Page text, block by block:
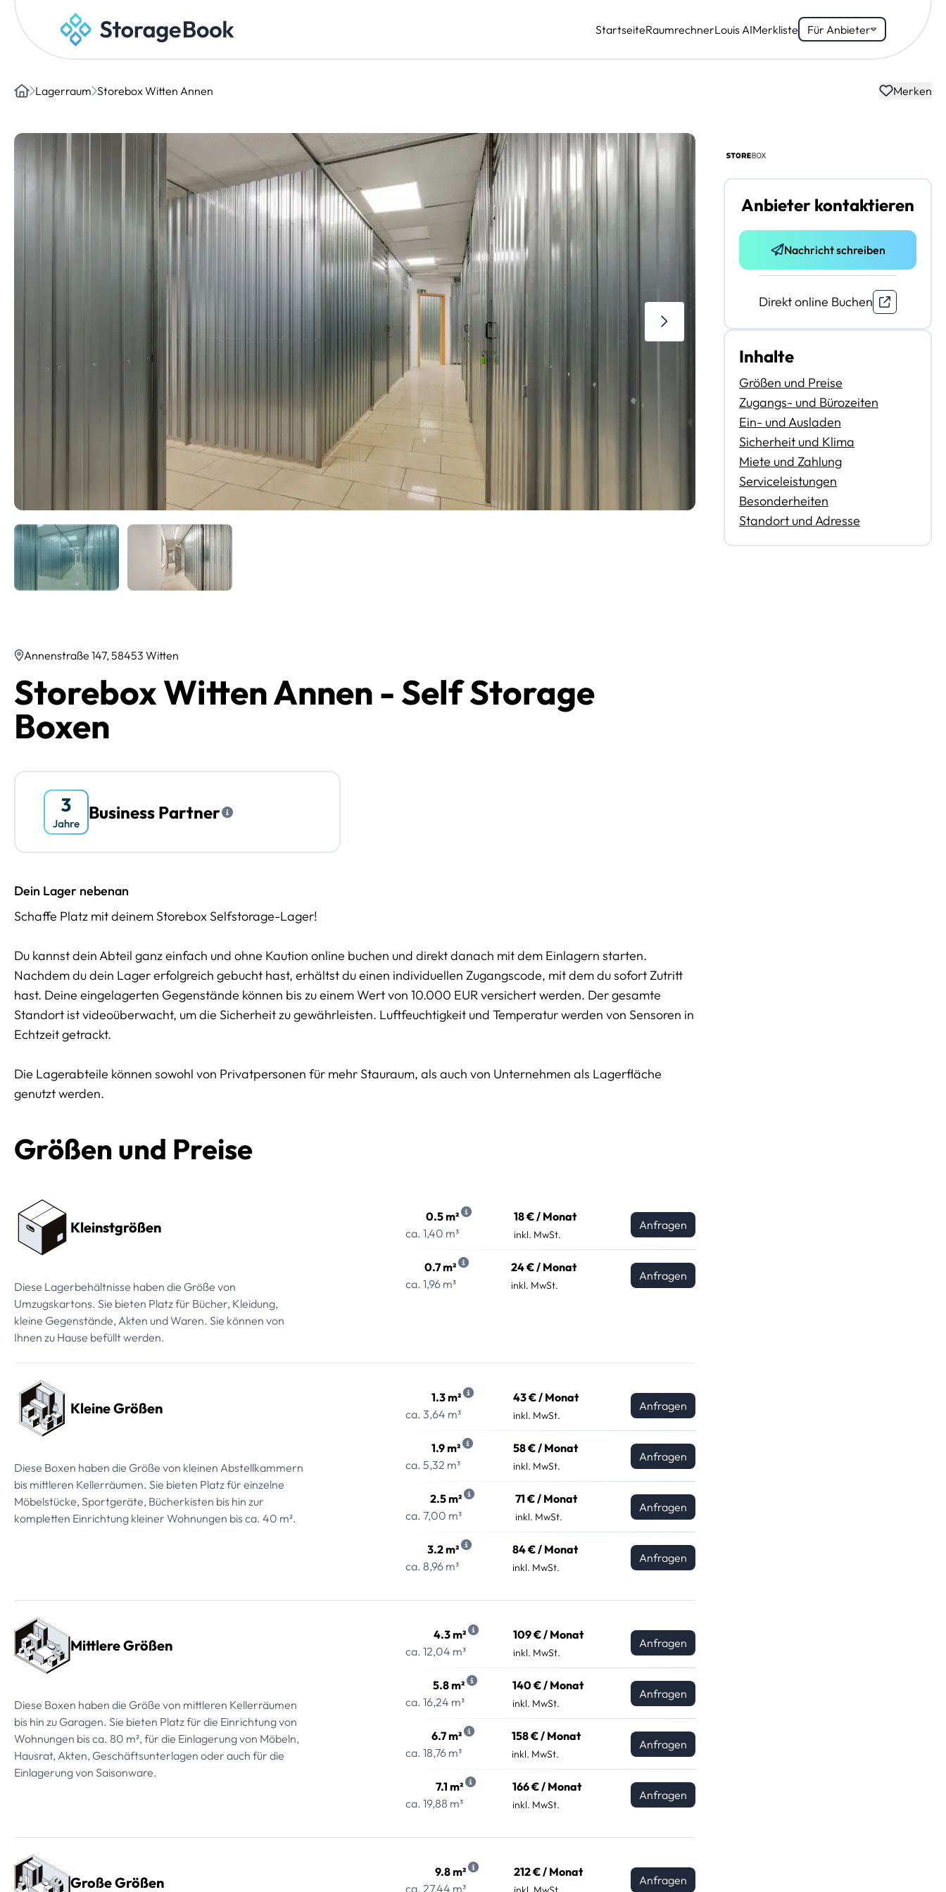
StartseiteRaumrechnerLouis AIMerkliste Für Anbieter
Lagerraum Storebox Witten Annen Merken
Annenstraße 147, 58453 Witten
Storebox Witten Annen - Self Storage
Boxen
Business Partner
Dein Lager nebenan
Schaffe Platz mit deinem Storebox Selfstorage-Lager!
Du kannst dein Abteil ganz einfach und ohne Kaution online buchen und direkt danach mit dem Einlagern starten.
Nachdem du dein Lager erfolgreich gebucht hast, erhältst du einen individuellen Zugangscode, mit dem du sofort Zutritt
hast. Deine eingelagerten Gegenstände können bis zu einem Wert von 10.000 EUR versichert werden. Der gesamte
Standort ist videoüberwacht, um die Sicherheit zu gewährleisten. Luftfeuchtigkeit und Temperatur werden von Sensoren in
Echtzeit getrackt.
Die Lagerabteile können sowohl von Privatpersonen für mehr Stauraum, als auch von Unternehmen als Lagerfläche
genutzt werden.
Größen und Preise
Kleinstgrößen
Diese Lagerbehältnisse haben die Größe von
Umzugskartons. Sie bieten Platz für Bücher, Kleidung,
kleine Gegenstände, Akten und Waren. Sie können von
Ihnen zu Hause befüllt werden.
0.5 m²
ca. 1,40 m³
18 € / Monat
inkl. MwSt.
Anfragen
0.7 m²
ca. 1,96 m³
24 € / Monat
inkl. MwSt.
Anfragen
Kleine Größen
Diese Boxen haben die Größe von kleinen Abstellkammern
bis mittleren Kellerräumen. Sie bieten Platz für einzelne
Möbelstücke, Sportgeräte, Bücherkisten bis hin zur
kompletten Einrichtung kleiner Wohnungen bis ca. 40 m².
1.3 m²
ca. 3,64 m³
43 € / Monat
inkl. MwSt.
Anfragen
1.9 m²
ca. 5,32 m³
58 € / Monat
inkl. MwSt.
Anfragen
2.5 m²
ca. 7,00 m³
71 € / Monat
inkl. MwSt.
Anfragen
3.2 m²
ca. 8,96 m³
84 € / Monat
inkl. MwSt.
Anfragen
Mittlere Größen
Diese Boxen haben die Größe von mittleren Kellerräumen
bis hin zu Garagen. Sie bieten Platz für die Einrichtung von
Wohnungen bis ca. 80 m², für die Einlagerung von Möbeln,
Hausrat, Akten, Geschäftsunterlagen oder auch für die
Einlagerung von Saisonware.
4.3 m²
ca. 12,04 m³
109 € / Monat
inkl. MwSt.
Anfragen
5.8 m²
ca. 16,24 m³
140 € / Monat
inkl. MwSt.
Anfragen
6.7 m²
ca. 18,76 m³
158 € / Monat
inkl. MwSt.
Anfragen
7.1 m²
ca. 19,88 m³
166 € / Monat
inkl. MwSt.
Anfragen
Große Größen
9.8 m²
ca. 27,44 m³
212 € / Monat
Anfragen
Anbieter kontaktieren
Nachricht schreiben
Direkt online Buchen
Inhalte
Größen und Preise
Zugangs- und Bürozeiten
Ein- und Ausladen
Sicherheit und Klima
Miete und Zahlung
Serviceleistungen
Besonderheiten
Standort und Adresse